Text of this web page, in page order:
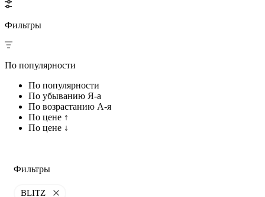
Фильтры
По популярности
По популярности
По убыванию Я-а
По возрастанию А-я
По цене ↑
По цене ↓
Фильтры
BLITZ